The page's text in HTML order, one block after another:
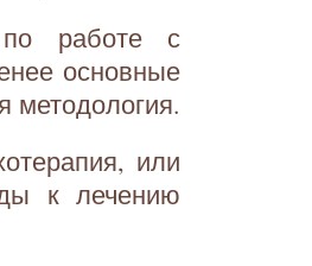
по работе с
основные
методология.
или
к лечению